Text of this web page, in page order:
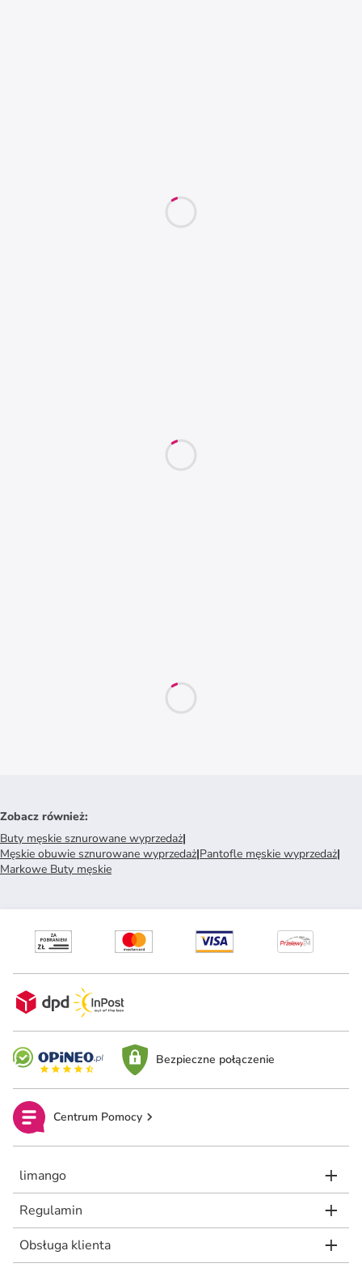
Zobacz również:
Buty męskie sznurowane wyprzedaż|
Męskie obuwie sznurowane wyprzedaż|Pantofle męskie wyprzedaż|
Markowe Buty męskie
Bezpieczne połączenie
Centrum Pomocy
limango
Regulamin
Obsługa klienta